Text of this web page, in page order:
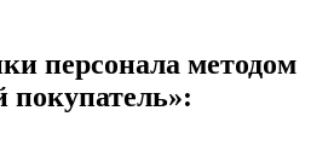
персонала методом